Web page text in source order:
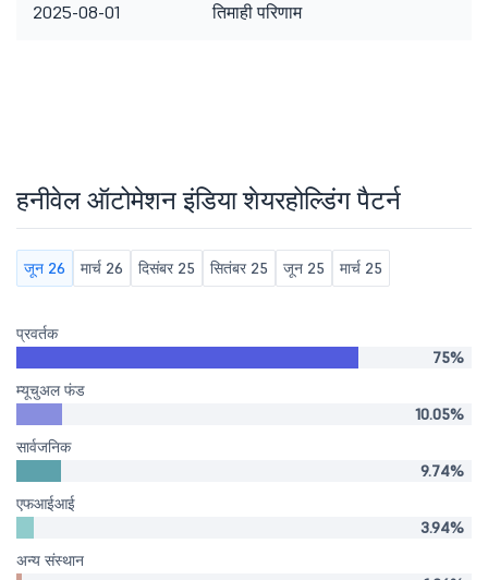
2025-08-01 तिमाही परिणाम
हनीवेल ऑटोमेशन इंडिया शेयरहोल्डिंग पैटर्न
जून 26 मार्च 26 दिसंबर 25 सितंबर 25 जून 25 मार्च 25
प्रवर्तक
75%
म्यूचुअल फंड
10.05%
सार्वजनिक
9.74%
एफआईआई
3.94%
अन्य संस्थान